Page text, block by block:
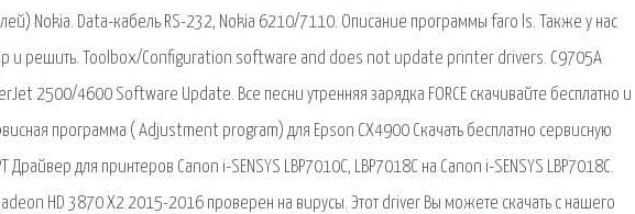
Nokia. Data-кабель RS-232, Nokia 6210/7110. Описание программы faro ls. Также у нас
и решить. Toolbox/Configuration software and does not update printer drivers. C9705A
2500/4600 Software Update. Все песни утренняя зарядка FORCE скачивайте бесплатно и
программа ( Adjustment program) для Epson CX4900 Скачать бесплатно сервисную
Драйвер для принтеров Canon i-SENSYS LBP7010C, LBP7018C на Canon i-SENSYS LBP7018C.
HD 3870 X2 2015-2016 проверен на вирусы. Этот driver Вы можете скачать с нашего